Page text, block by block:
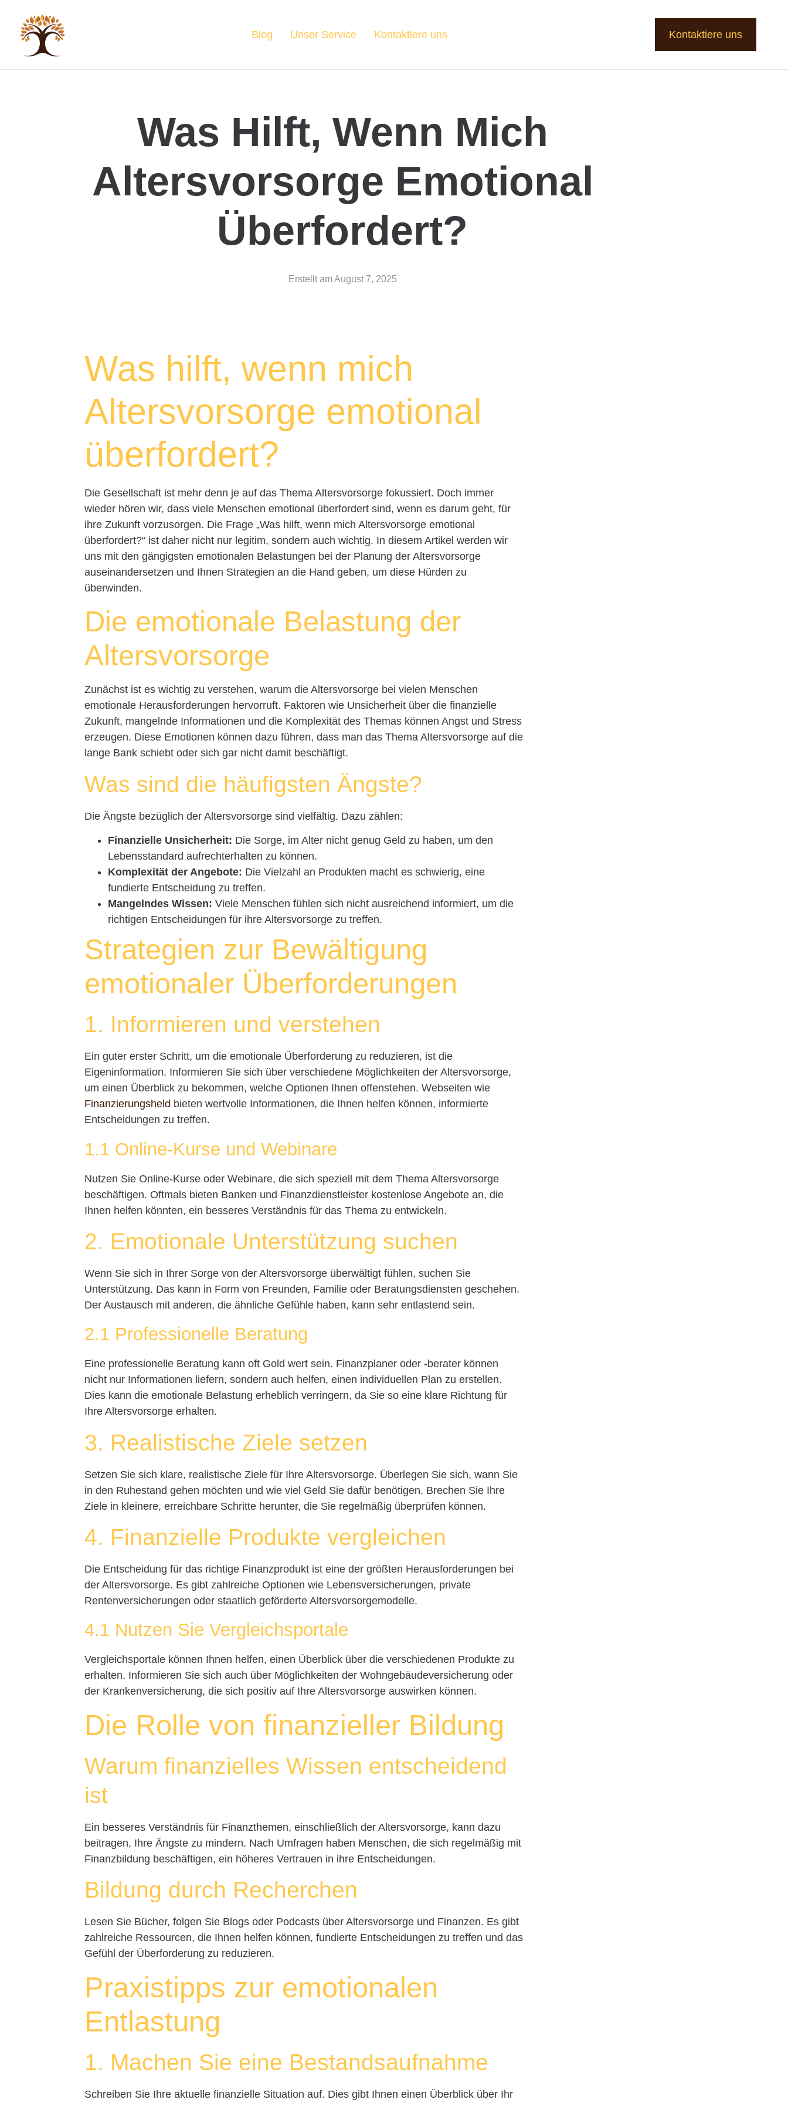
Blog Unser Service Kontaktiere uns Kontaktiere uns
Was Hilft, Wenn Mich
Altersvorsorge Emotional
Überfordert?
Erstellt amAugust 7, 2025
Was hilft, wenn mich
Altersvorsorge emotional
überfordert?
Die Gesellschaft ist mehr denn je auf das Thema Altersvorsorge fokussiert. Doch immer
wieder hören wir, dass viele Menschen emotional überfordert sind, wenn es darum geht, für
ihre Zukunft vorzusorgen. Die Frage „Was hilft, wenn mich Altersvorsorge emotional
überfordert?“ ist daher nicht nur legitim, sondern auch wichtig. In diesem Artikel werden wir
uns mit den gängigsten emotionalen Belastungen bei der Planung der Altersvorsorge
auseinandersetzen und Ihnen Strategien an die Hand geben, um diese Hürden zu
überwinden.
Die emotionale Belastung der
Altersvorsorge
Zunächst ist es wichtig zu verstehen, warum die Altersvorsorge bei vielen Menschen
emotionale Herausforderungen hervorruft. Faktoren wie Unsicherheit über die finanzielle
Zukunft, mangelnde Informationen und die Komplexität des Themas können Angst und Stress
erzeugen. Diese Emotionen können dazu führen, dass man das Thema Altersvorsorge auf die
lange Bank schiebt oder sich gar nicht damit beschäftigt.
Was sind die häufigsten Ängste?
Die Ängste bezüglich der Altersvorsorge sind vielfältig. Dazu zählen:
Finanzielle Unsicherheit: Die Sorge, im Alter nicht genug Geld zu haben, um den
Lebensstandard aufrechterhalten zu können.
Komplexität der Angebote: Die Vielzahl an Produkten macht es schwierig, eine
fundierte Entscheidung zu treffen.
Mangelndes Wissen: Viele Menschen fühlen sich nicht ausreichend informiert, um die
richtigen Entscheidungen für ihre Altersvorsorge zu treffen.
Strategien zur Bewältigung
emotionaler Überforderungen
1. Informieren und verstehen
Ein guter erster Schritt, um die emotionale Überforderung zu reduzieren, ist die
Eigeninformation. Informieren Sie sich über verschiedene Möglichkeiten der Altersvorsorge,
um einen Überblick zu bekommen, welche Optionen Ihnen offenstehen. Webseiten wie
Finanzierungsheld bieten wertvolle Informationen, die Ihnen helfen können, informierte
Entscheidungen zu treffen.
1.1 Online-Kurse und Webinare
Nutzen Sie Online-Kurse oder Webinare, die sich speziell mit dem Thema Altersvorsorge
beschäftigen. Oftmals bieten Banken und Finanzdienstleister kostenlose Angebote an, die
Ihnen helfen könnten, ein besseres Verständnis für das Thema zu entwickeln.
2. Emotionale Unterstützung suchen
Wenn Sie sich in Ihrer Sorge von der Altersvorsorge überwältigt fühlen, suchen Sie
Unterstützung. Das kann in Form von Freunden, Familie oder Beratungsdiensten geschehen.
Der Austausch mit anderen, die ähnliche Gefühle haben, kann sehr entlastend sein.
2.1 Professionelle Beratung
Eine professionelle Beratung kann oft Gold wert sein. Finanzplaner oder -berater können
nicht nur Informationen liefern, sondern auch helfen, einen individuellen Plan zu erstellen.
Dies kann die emotionale Belastung erheblich verringern, da Sie so eine klare Richtung für
Ihre Altersvorsorge erhalten.
3. Realistische Ziele setzen
Setzen Sie sich klare, realistische Ziele für Ihre Altersvorsorge. Überlegen Sie sich, wann Sie
in den Ruhestand gehen möchten und wie viel Geld Sie dafür benötigen. Brechen Sie Ihre
Ziele in kleinere, erreichbare Schritte herunter, die Sie regelmäßig überprüfen können.
4. Finanzielle Produkte vergleichen
Die Entscheidung für das richtige Finanzprodukt ist eine der größten Herausforderungen bei
der Altersvorsorge. Es gibt zahlreiche Optionen wie Lebensversicherungen, private
Rentenversicherungen oder staatlich geförderte Altersvorsorgemodelle.
4.1 Nutzen Sie Vergleichsportale
Vergleichsportale können Ihnen helfen, einen Überblick über die verschiedenen Produkte zu
erhalten. Informieren Sie sich auch über Möglichkeiten der Wohngebäudeversicherung oder
der Krankenversicherung, die sich positiv auf Ihre Altersvorsorge auswirken können.
Die Rolle von finanzieller Bildung
Warum finanzielles Wissen entscheidend
ist
Ein besseres Verständnis für Finanzthemen, einschließlich der Altersvorsorge, kann dazu
beitragen, Ihre Ängste zu mindern. Nach Umfragen haben Menschen, die sich regelmäßig mit
Finanzbildung beschäftigen, ein höheres Vertrauen in ihre Entscheidungen.
Bildung durch Recherchen
Lesen Sie Bücher, folgen Sie Blogs oder Podcasts über Altersvorsorge und Finanzen. Es gibt
zahlreiche Ressourcen, die Ihnen helfen können, fundierte Entscheidungen zu treffen und das
Gefühl der Überforderung zu reduzieren.
Praxistipps zur emotionalen
Entlastung
1. Machen Sie eine Bestandsaufnahme
Schreiben Sie Ihre aktuelle finanzielle Situation auf. Dies gibt Ihnen einen Überblick über Ihr